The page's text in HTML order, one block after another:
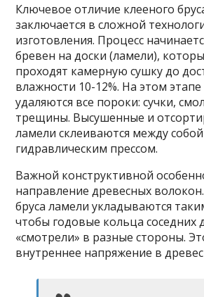
Ключевое отличие клееного
заключается в сложной
изготовления. Процесс
бревен на доски (ламели),
проходят камерную сушку до
влажности 10-12%. На этом
удаляются все пороки: сучки,
трещины. Высушенные и
ламели склеиваются между
гидравлическим прессом.
Важной конструктивной
направление древесных
бруса ламели укладываются
чтобы годовые кольца соседних
«смотрели» в разные стороны.
внутреннее напряжение в